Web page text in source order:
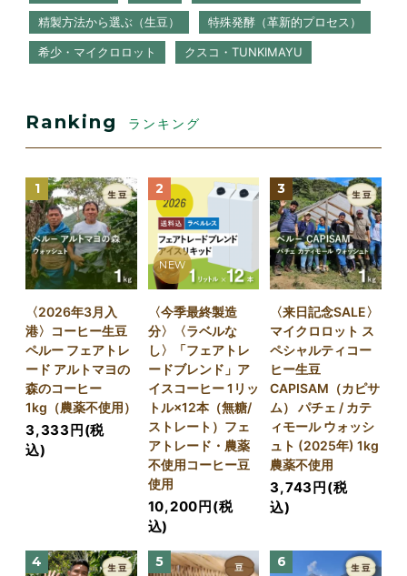
精製方法から選ぶ（生豆） 特殊発酵（革新的プロセス）
希少・マイクロロット クスコ・TUNKIMAYU
Ranking ランキング
1
〈2026年3月入
港〉コーヒー生豆
ペルー フェアトレ
ード アルトマヨの
森のコーヒー
1kg（農薬不使用）
3,333円(税
込)
2
NEW
〈今季最終製造
分〉〈ラベルな
し〉「フェアトレ
ードブレンド」ア
イスコーヒー 1リッ
トル×12本（無糖/
ストレート）フェ
アトレード・農薬
不使用コーヒー豆
使用
10,200円(税
込)
3
〈来日記念SALE〉
マイクロロット ス
ペシャルティコー
ヒー生豆
CAPISAM（カピサ
ム） パチェ / カテ
ィモール ウォッシ
ュト (2025年) 1kg
農薬不使用
3,743円(税
込)
4 5 6